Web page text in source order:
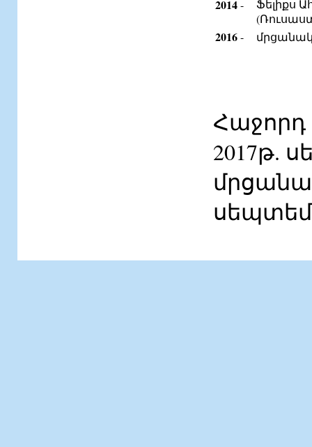
2014-
Ֆելիքս
2016-
Հաջորդ
2017թ.